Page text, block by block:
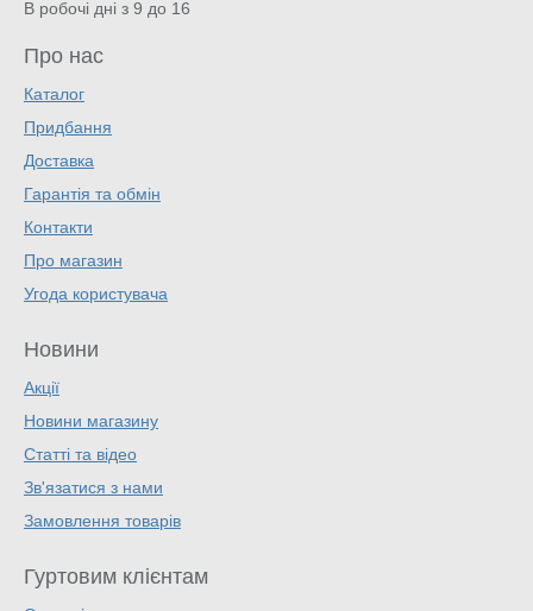
В робочі дні з 9 до 16
Про нас
Каталог
Придбання
Доставка
Гарантія та обмін
Контакти
Про магазин
Угода користувача
Новини
Акції
Новини магазину
Статті та відео
Зв'язатися з нами
Замовлення товарів
Гуртовим клієнтам